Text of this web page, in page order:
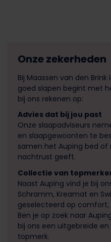
Onze zekerheden
Bij Maassen van den
goed slapen begint met
bij ons rekenen op:
Advies dat bij jou past
Onze slaapadviseurs
en slaapgewoonten te
samen het Auping bed
nachtrust geeft.
Collectie van
Naast Auping vind je bij
Schramm, Kreamat en
geselecteerd op comfort,
Ben je op zoek naar
bij ons een uitgebreide
topmerk.